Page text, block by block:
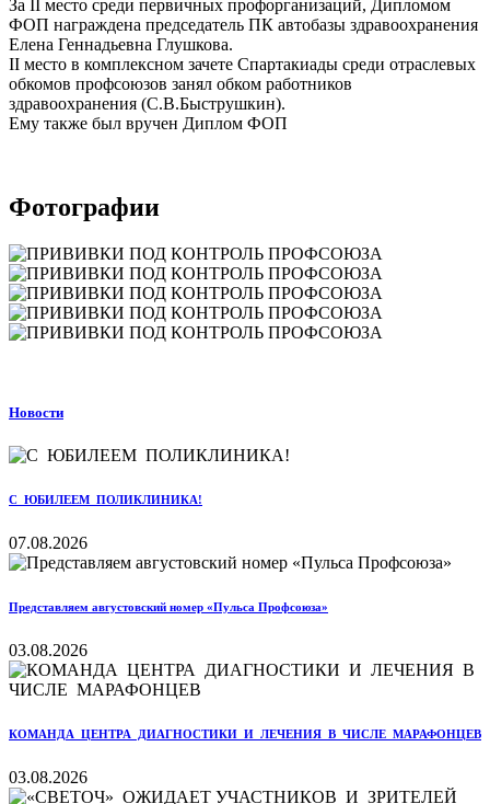
За II место среди первичных профорганизаций, Дипломом
ФОП награждена председатель ПК автобазы здравоохранения
Елена Геннадьевна Глушкова.
II место в комплексном зачете Спартакиады среди отраслевых
обкомов профсоюзов занял обком работников
здравоохранения (С.В.Быструшкин).
Ему также был вручен Диплом ФОП
Фотографии
Новости
С ЮБИЛЕЕМ ПОЛИКЛИНИКА!
07.08.2026
Представляем августовский номер «Пульса Профсоюза»
03.08.2026
КОМАНДА ЦЕНТРА ДИАГНОСТИКИ И ЛЕЧЕНИЯ В ЧИСЛЕ МАРАФОНЦЕВ
03.08.2026